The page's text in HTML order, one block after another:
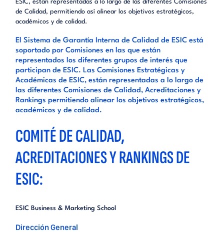
ESIC, están representadas a lo largo de las diferentes Comisiones
de Calidad, permitiendo así alinear los objetivos estratégicos,
académicos y de calidad.
El Sistema de Garantía Interna de Calidad de ESIC está
soportado por Comisiones en las que están
representados los diferentes grupos de interés que
participan de ESIC. Las Comisiones Estratégicas y
Académicas de ESIC, están representadas a lo largo de
las diferentes Comisiones de Calidad, Acreditaciones y
Rankings permitiendo alinear los objetivos estratégicos,
académicos y de calidad.
COMITÉ DE CALIDAD,
ACREDITACIONES Y RANKINGS DE
ESIC:
ESIC Business & Marketing School
Dirección General